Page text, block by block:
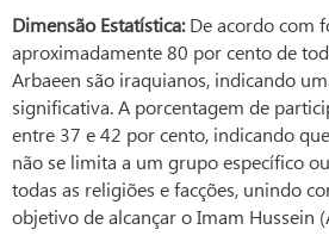
Dimensão Estatística:De acordo com
aproximadamente 80 por cento de
Arbaeen são iraquianos, indicando
significativa. A porcentagem de
entre 37 e 42 por cento, indicando
não se limita a um grupo específico
todas as religiões e facções, unindo
objetivo de alcançar o Imam Hussein